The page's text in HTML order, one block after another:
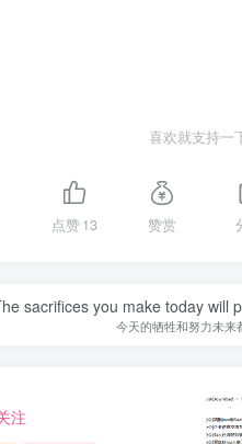
喜欢就支持一
点赞13 赞赏
sacrifices you make today will
今天的牺牲和努力未来
注